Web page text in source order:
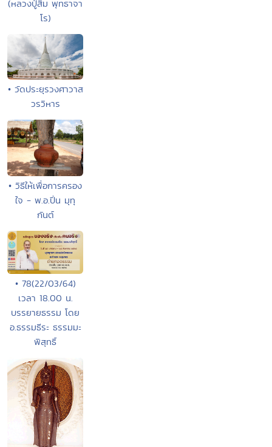
(หลวงปู่สิม พุทธาจา
โร)
• วัดประยุรวงศาวาส
วรวิหาร
• วิธีให้เพื่อการครอง
ใจ - พ.อ.ปิ่น มุทุ
กันต์
• 78(22/03/64)
เวลา 18.00 น.
บรรยายธรรม โดย
อ.ธรรมธีระ ธรรมมะ
พิสุทธิ์